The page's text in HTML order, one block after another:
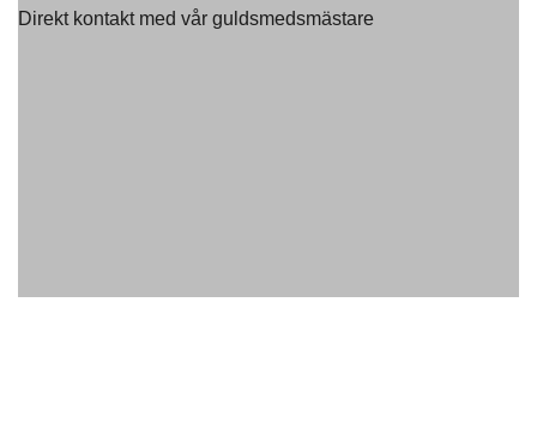
Direkt kontakt med vår guldsmedsmästare